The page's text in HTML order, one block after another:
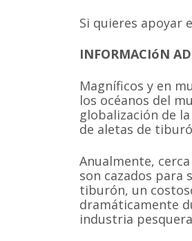
Si quieres apoyar
INFORMACIóN
Magníficos y en
los océanos del
globalización de
de aletas de
Anualmente,
son cazados para
tiburón, un
dramáticamente
industria